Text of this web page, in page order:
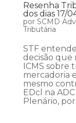
Resenha
dos dias 17/
por SCMD
Tributária
STF
decisão que
ICMS sobre
mercadoria
mesmo
EDcl na
Plenário, por